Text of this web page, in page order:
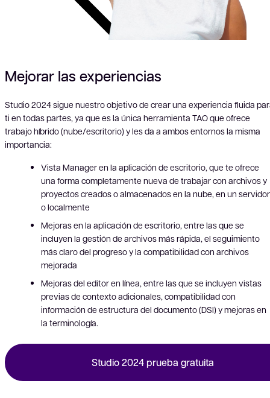
Mejorar las experiencias
Studio 2024 sigue nuestro objetivo de crear una experiencia fluida
ti en todas partes, ya que es la única herramienta TAO que ofrece
trabajo híbrido (nube/escritorio) y les da a ambos entornos la misma
importancia:
Vista Manager en la aplicación de escritorio, que te ofrece
una forma completamente nueva de trabajar con archivos y
proyectos creados o almacenados en la nube, en un servidor
o localmente
Mejoras en la aplicación de escritorio, entre las que se
incluyen la gestión de archivos más rápida, el seguimiento
más claro del progreso y la compatibilidad con archivos
mejorada
Mejoras del editor en línea, entre las que se incluyen vistas
previas de contexto adicionales, compatibilidad con
información de estructura del documento (DSI) y mejoras en
la terminología.
Studio 2024 prueba gratuita